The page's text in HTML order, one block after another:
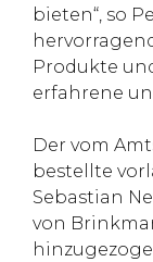
bieten“, so
Produkte
erfahrene
Der vom
bestellte
Sebastian
von